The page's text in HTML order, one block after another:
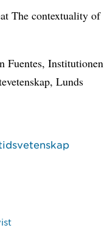
The contextuality of
Fuentes, Institutionen
Lunds